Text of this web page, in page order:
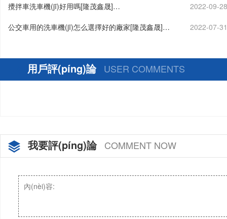
攪拌車洗車機(jī)好用嗎[隆茂鑫晟]… 2022-09-
公交車用的洗車機(jī)怎么選擇好的廠家[隆茂鑫晟]… 2022-07-
用戶評(píng)論 USER COMMENTS
我要評(píng)論 COMMENT NOW